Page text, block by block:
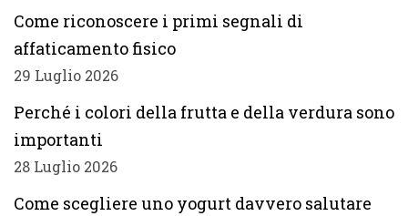
Come riconoscere i primi segnali di
affaticamento fisico
29 Luglio 2026
Perché i colori della frutta e della verdura sono
importanti
28 Luglio 2026
Come scegliere uno yogurt davvero salutare